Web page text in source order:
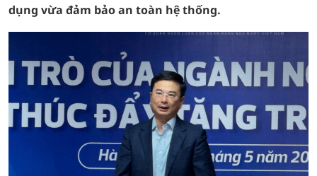
dụng vừa đảm bảo an toàn hệ thống.